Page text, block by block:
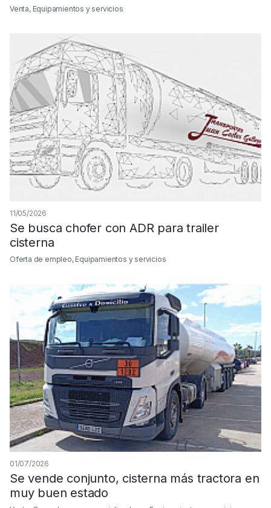
Venta, Equipamientos y servicios
11/05/2026
Se busca chofer con ADR para trailer
cisterna
Oferta de empleo, Equipamientos y servicios
01/07/2026
Se vende conjunto, cisterna más tractora en
muy buen estado